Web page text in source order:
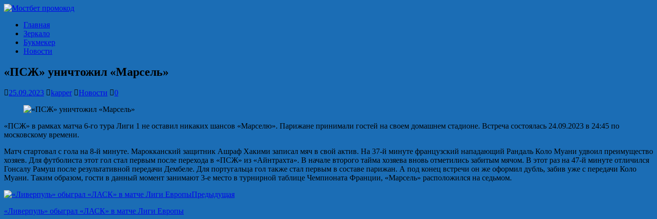
Главная
Зеркало
Букмекер
Новости
«ПСЖ» уничтожил «Марсель»
25.09.2023 kapper Новости 0
«ПСЖ» в рамках матча 6-го тура Лиги 1 не оставил никаких шансов «Марселю». Парижане принимали гостей на своем домашнем стадионе. Встреча состоялась 24.09.2023 в 24:45 по
московскому времени.
Матч стартовал с гола на 8-й минуте. Марокканский защитник Ашраф Хакими записал мяч в свой актив. На 37-й минуте французский нападающий Рандаль Коло Муани удвоил преимущество
хозяев. Для футболиста этот гол стал первым после перехода в «ПСЖ» из «Айнтрахта». В начале второго тайма хозяева вновь отметились забитым мячом. В этот раз на 47-й минуте отличился
Гонсалу Рамуш после результативной передачи Дембеле. Для португальца гол также стал первым в составе парижан. А под конец встречи он же оформил дубль, забив уже с передачи Коло
Муани. Таким образом, гости в данный момент занимают 3-е место в турнирной таблице Чемпионата Франции, «Марсель» расположился на седьмом.
Предыдущая
«Ливерпуль» обыграл «ЛАСК» в матче Лиги Европы